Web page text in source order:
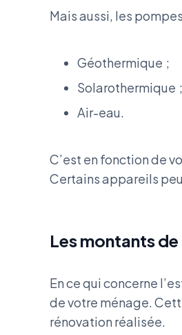
Mais aussi, les
Géothermique ;
Solarothermique ;
Air-eau.
C’est en fonction de
Certains appareils
Les montants de
En ce qui concerne
de votre ménage.
rénovation réalisée.